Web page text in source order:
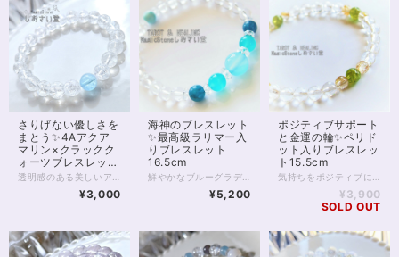
さりげない優しさを
まとう✨4Aアクア
マリン×クラックク
ォーツブレスレット
15cm
¥3,000
海神のブレスレット
✨最高級ラリマー入
りブレスレット
16.5cm
¥5,200
ポジティブサポート
と金運の輪✨ペリド
ット入りブレスレッ
ト15.5cm
¥3,900
SOLD OUT